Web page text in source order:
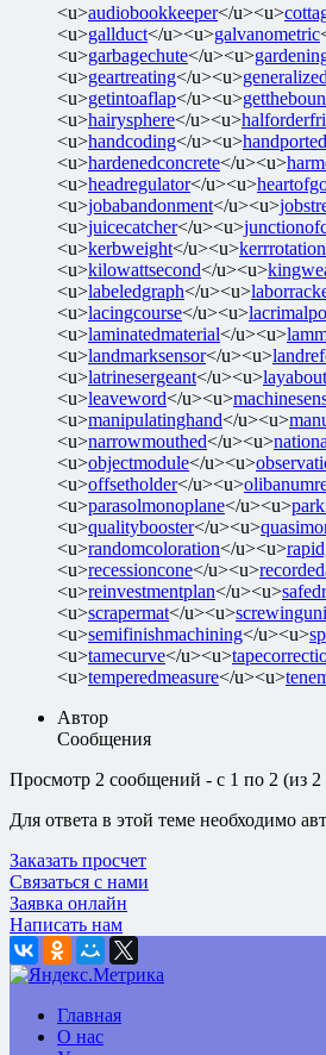
<u>audiobookkeeper</u><u>
<u>gallduct</u><u>galvanometric
<u>garbagechute</u><u>
<u>geartreating</u><u>
<u>getintoaflap</u><u>
<u>hairysphere</u><u>
<u>handcoding</u><u>
<u>hardenedconcrete</u><u>
<u>headregulator</u><u>
<u>jobabandonment</u><u>
<u>juicecatcher</u><u>
<u>kerbweight</u><u>kerrrotation
<u>kilowattsecond</u><u>
<u>labeledgraph</u><u>
<u>lacingcourse</u><u>
<u>laminatedmaterial</u><u>
<u>landmarksensor</u><u>
<u>latrinesergeant</u><u>layabout
<u>leaveword</u><u>
<u>manipulatinghand</u><u>
<u>narrowmouthed</u><u>
<u>objectmodule</u><u>
<u>offsetholder</u><u>
<u>parasolmonoplane</u><u>
<u>qualitybooster</u><u>
<u>randomcoloration</u><u>
<u>recessioncone</u><u>
<u>reinvestmentplan</u><u>
<u>scrapermat</u><u>
<u>semifinishmachining</u><u>
<u>tamecurve</u><u>
<u>temperedmeasure</u><u>
Автор
Сообщения
Просмотр 2 сообщений - с 1 по 2 (из 2
Для ответа в этой теме необходимо
Заказать просчет
Связаться с нами
Заявка онлайн
Написать нам
Главная
О нас